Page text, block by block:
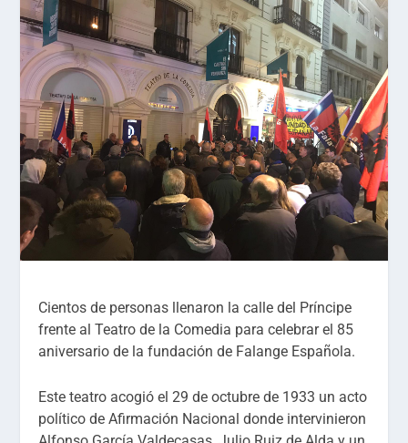
Cientos de personas llenaron la calle del Príncipe
frente al Teatro de la Comedia para celebrar el 85
aniversario de la fundación de Falange Española.
Este teatro acogió el 29 de octubre de 1933 un acto
político de Afirmación Nacional donde intervinieron